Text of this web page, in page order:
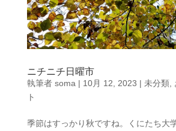
ニチニチ日曜市
執筆者 soma | 10月 12, 2023 | 未分類,
ト
季節はすっかり秋ですね。くにたち大